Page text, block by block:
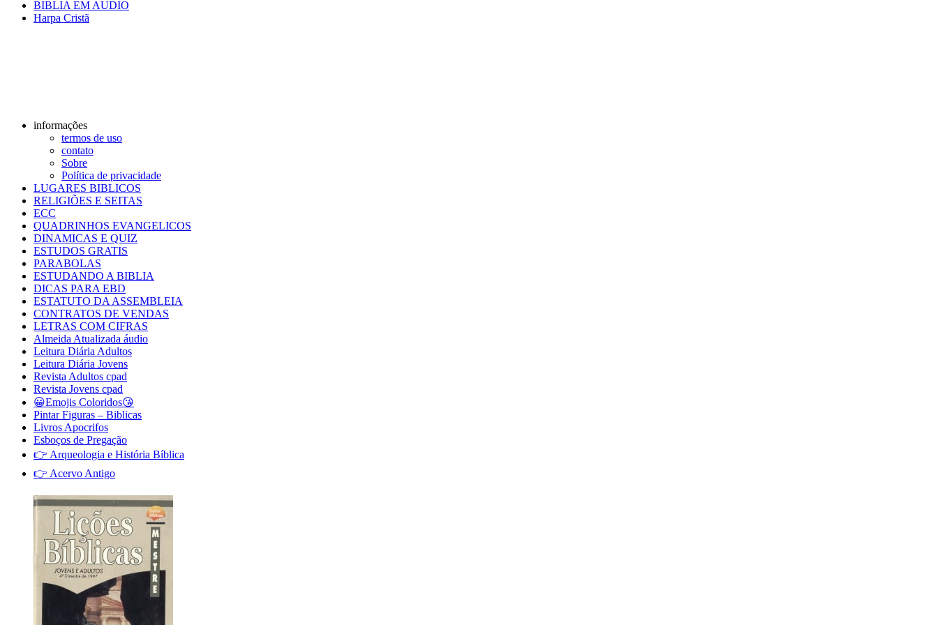
BIBLIA EM AUDIO
Harpa Cristã
informações
termos de uso
contato
Sobre
Política de privacidade
LUGARES BIBLICOS
RELIGIÕES E SEITAS
ECC
QUADRINHOS EVANGELICOS
DINAMICAS E QUIZ
ESTUDOS GRATIS
PARABOLAS
ESTUDANDO A BIBLIA
DICAS PARA EBD
ESTATUTO DA ASSEMBLEIA
CONTRATOS DE VENDAS
LETRAS COM CIFRAS
Almeida Atualizada áudio
Leitura Diária Adultos
Leitura Diária Jovens
Revista Adultos cpad
Revista Jovens cpad
😀Emojis Coloridos😘
Pintar Figuras – Biblicas
Livros Apocrifos
Esboços de Pregação
👉 Arqueologia e História Bíblica
👉 Acervo Antigo